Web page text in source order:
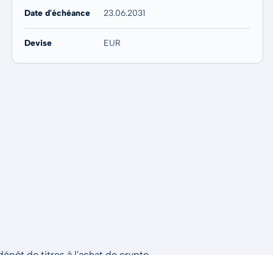
Date d'échéance 23.06.2031
Devise EUR